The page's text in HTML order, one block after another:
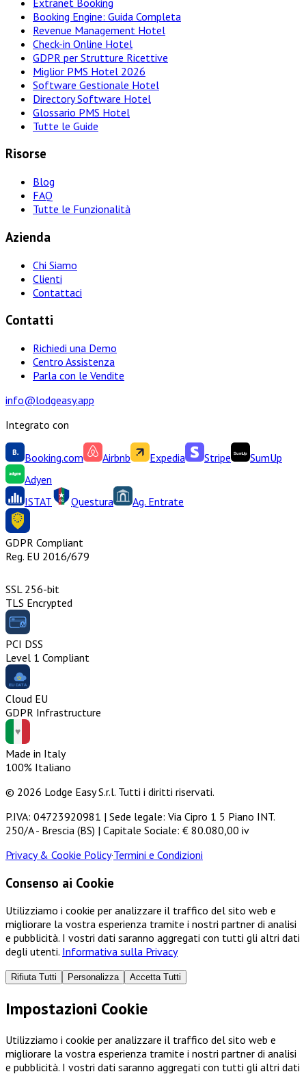
Booking Engine: Guida Completa
Revenue Management Hotel
Check-in Online Hotel
GDPR per Strutture Ricettive
Miglior PMS Hotel 2026
Software Gestionale Hotel
Directory Software Hotel
Glossario PMS Hotel
Tutte le Guide
Risorse
Blog
FAQ
Tutte le Funzionalità
Azienda
Chi Siamo
Clienti
Contattaci
Contatti
Richiedi una Demo
Centro Assistenza
Parla con le Vendite
info@lodgeasy.app
Integrato con
Booking.com Airbnb Expedia Stripe
SumUp
Adyen
ISTAT
Questura Ag. Entrate
GDPR Compliant
Reg. EU 2016/679
SSL 256-bit
TLS Encrypted
PCI DSS
Level 1 Compliant
Cloud EU
GDPR Infrastructure
Made in Italy
100% Italiano
© 2026 Lodge Easy S.r.l. Tutti i diritti riservati.
P.IVA: 04723920981 | Sede legale: Via Cipro 1 5 Piano INT.
250/A - Brescia (BS) | Capitale Sociale: € 80.080,00 iv
Privacy & Cookie Policy·Termini e Condizioni
Consenso ai Cookie
Utilizziamo i cookie per analizzare il traffico del sito web e
migliorare la vostra esperienza tramite i nostri partner di analisi
e pubblicità. I vostri dati saranno aggregati con tutti gli altri dati
degli utenti. Informativa sulla Privacy
Rifiuta Tutti Personalizza Accetta Tutti
Impostazioni Cookie
Utilizziamo i cookie per analizzare il traffico del sito web e
migliorare la vostra esperienza tramite i nostri partner di analisi
e pubblicità. I vostri dati saranno aggregati con tutti gli altri dati